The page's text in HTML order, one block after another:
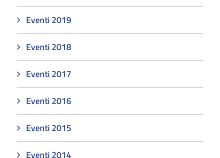
Eventi 2019
Eventi 2018
Eventi 2017
Eventi 2016
Eventi 2015
Eventi 2014